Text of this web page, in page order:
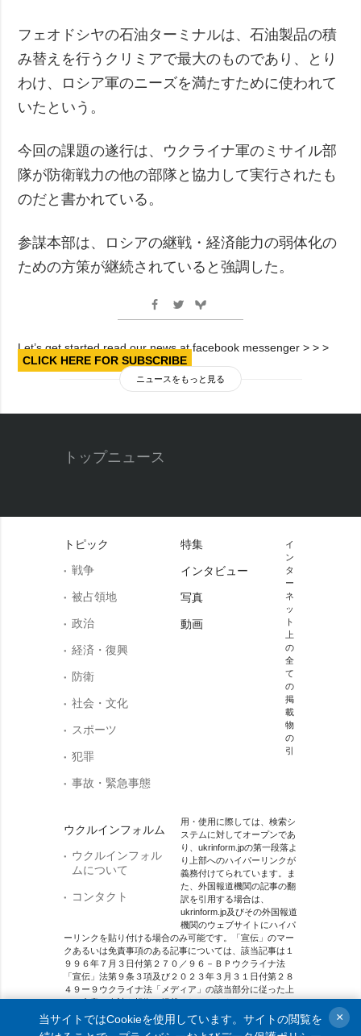
フェオドシヤの石油ターミナルは、石油製品の積
み替えを行うクリミアで最大のものであり、とり
わけ、ロシア軍のニーズを満たすために使われて
いたという。
今回の課題の遂行は、ウクライナ軍のミサイル部
隊が防衛戦力の他の部隊と協力して実行されたも
のだと書かれている。
参謀本部は、ロシアの継戦・経済能力の弱体化の
ための方策が継続されていると強調した。
Let’s get started read our news at facebook messenger > > >
CLICK HERE FOR SUBSCRIBE
ニュースをもっと見る
トップニュース
トピック
戦争
被占領地
政治
経済・復興
防衛
社会・文化
スポーツ
犯罪
事故・緊急事態
ウクルインフォルム
ウクルインフォル
ムについて
コンタクト
特集
インタビュー
写真
動画
イ
ン
タ
ー
ネ
ッ
ト
上
の
全
て
の
掲
載
物
の
引
用・使用に際しては、検索シ
ステムに対してオープンであ
り、ukrinform.jpの第一段落よ
り上部へのハイパーリンクが
義務付けてられています。ま
た、外国報道機関の記事の翻
訳を引用する場合は、
ukrinform.jp及びその外国報道
機関のウェブサイトにハイパ
ーリンクを貼り付ける場合のみ可能です。「宣伝」のマー
クあるいは免責事項のある記事については、該当記事は１
９９６年７月３日付第２７０／９６－ＢＰウクライナ法
「宣伝」法第９条３項及び２０２３年３月３１日付第２８
４９ー９ウクライナ法「メディア」の該当部分に従った上
で、合意／会計を根拠に掲載されています。
オンラインメディア主体 メディア識別番号：R40-01421.
当サイトではCookieを使用しています。サイトの閲覧を
×